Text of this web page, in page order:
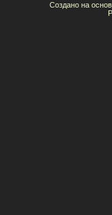
Создано на